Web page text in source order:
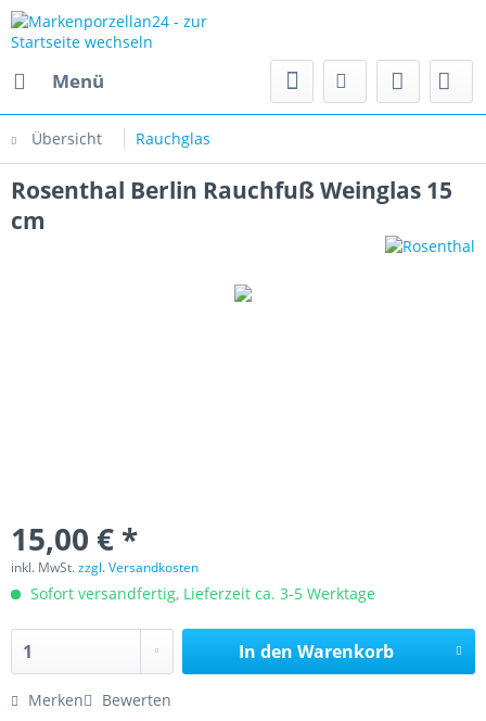
Menü
Übersicht Rauchglas
Rosenthal Berlin Rauchfuß Weinglas 15
cm
15,00 € *
inkl. MwSt.zzgl. Versandkosten
Sofort versandfertig, Lieferzeit ca. 3-5 Werktage
In den Warenkorb
Merken Bewerten